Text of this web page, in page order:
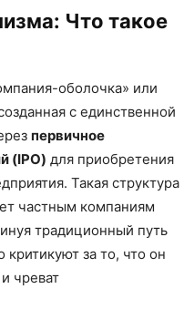
Что такое
оболочка» или
с единственной
первичное
(IPO) для приобретения
Такая структура
частным компаниям
традиционный путь
за то, что он
чреват